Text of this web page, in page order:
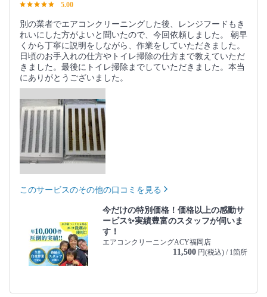
5.00
別の業者でエアコンクリーニングした後、レンジフードもき
れいにした方がよいと聞いたので、今回依頼しました。 朝早
くから丁寧に説明をしながら、作業をしていただきました。
日頃のお手入れの仕方やトイレ掃除の仕方まで教えていただ
きました。最後にトイレ掃除までしていただきました。本当
にありがとうございました。
このサービスのその他の口コミを見る
今だけの特別価格！価格以上の感動サ
ービス✨実績豊富のスタッフが伺いま
す！
エアコンクリーニングACY福岡店
11,500 円(税込) / 1箇所